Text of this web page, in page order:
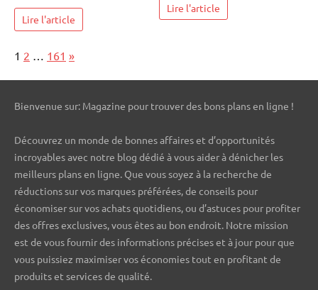
Lire l'article
Lire l'article
Page:
1 2 161 Next
»
Bienvenue sur: Magazine pour trouver des bons plans en ligne !
Découvrez un monde de bonnes affaires et d’opportunités
incroyables avec notre blog dédié à vous aider à dénicher les
meilleurs plans en ligne. Que vous soyez à la recherche de
réductions sur vos marques préférées, de conseils pour
économiser sur vos achats quotidiens, ou d’astuces pour profiter
des offres exclusives, vous êtes au bon endroit. Notre mission
est de vous fournir des informations précises et à jour pour que
vous puissiez maximiser vos économies tout en profitant de
produits et services de qualité.